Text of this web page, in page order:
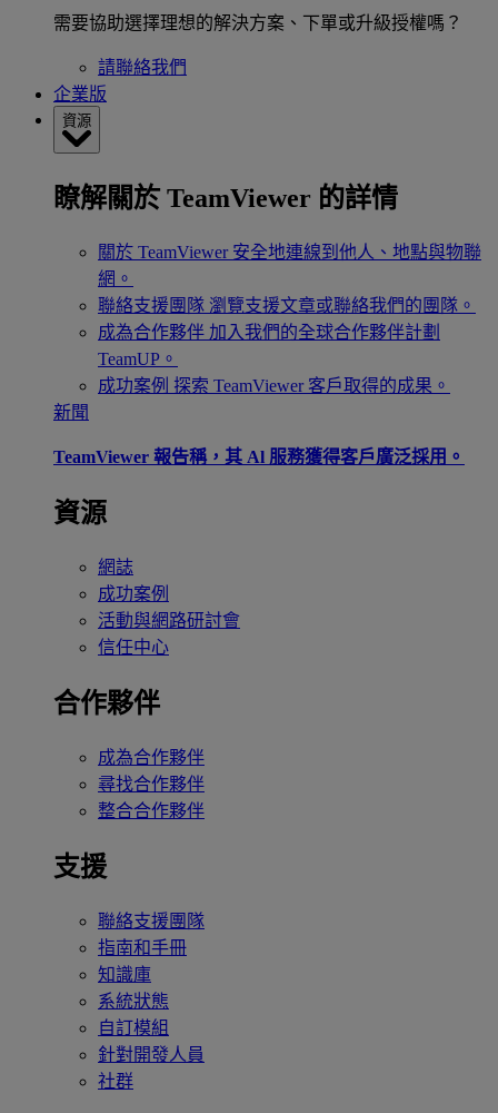
需要協助選擇理想的解決方案、下單或升級授權嗎？
請聯絡我們
企業版
資源
瞭解關於 TeamViewer 的詳情
關於 TeamViewer 安全地連線到他人、地點與物聯
網。
聯絡支援團隊 瀏覽支援文章或聯絡我們的團隊。
成為合作夥伴 加入我們的全球合作夥伴計劃
TeamUP。
成功案例 探索 TeamViewer 客戶取得的成果。
新聞
TeamViewer 報告稱，其 Al 服務獲得客戶廣泛採用。
資源
網誌
成功案例
活動與網路研討會
信任中心
合作夥伴
成為合作夥伴
尋找合作夥伴
整合合作夥伴
支援
聯絡支援團隊
指南和手冊
知識庫
系統狀態
自訂模組
針對開發人員
社群